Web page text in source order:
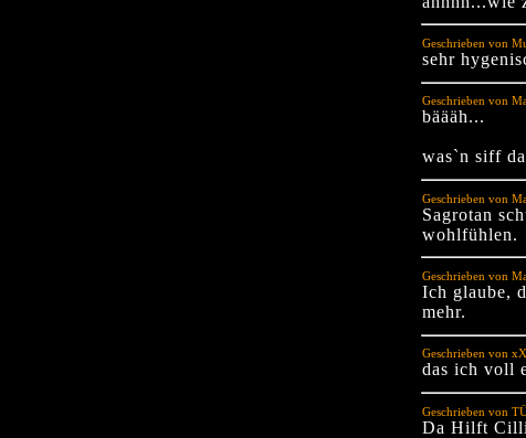
Geschrieben von
sehr
Geschrieben von
bäääh...
was`n siff
Geschrieben von
Sagrotan
wohlfühlen.
Geschrieben von
Ich glaube,
mehr.
Geschrieben von
das ich voll
Geschrieben von
Da Hilft